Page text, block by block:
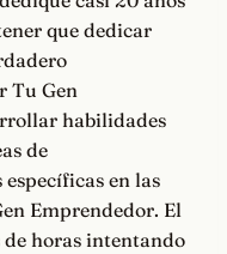
que dedicar
Tu Gen
habilidades
de
específicas en las
Emprendedor. El
horas intentando